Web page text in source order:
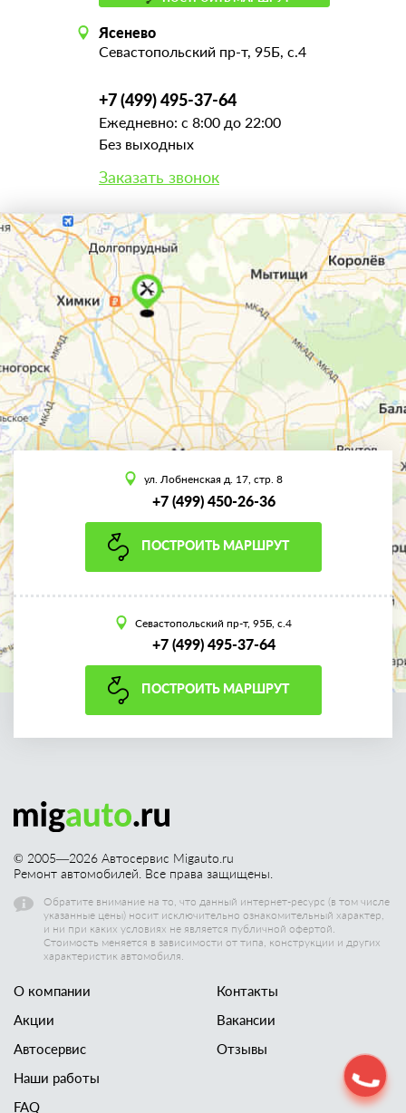
Ясенево
Севастопольский пр-т, 95Б, с.4
+7 (499) 495-37-64
Ежедневно: с 8:00 до 22:00
Без выходных
Заказать звонок
ул. Лобненская д. 17, стр. 8
+7 (499) 450-26-36
ПОСТРОИТЬ МАРШРУТ
Севастопольский пр-т, 95Б, с.4
+7 (499) 495-37-64
ПОСТРОИТЬ МАРШРУТ
© 2005—2026 Автосервис Migauto.ru
Ремонт автомобилей. Все права защищены.
Обратите внимание на то, что данный интернет-ресурс (в том числе
указанные цены) носит исключительно ознакомительный характер,
и ни при каких условиях не является публичной офертой.
Стоимость меняется в зависимости от типа, конструкции и других
характеристик автомобиля.
О компании
Акции
Автосервис
Наши работы
Контакты
Вакансии
Отзывы
FAQ